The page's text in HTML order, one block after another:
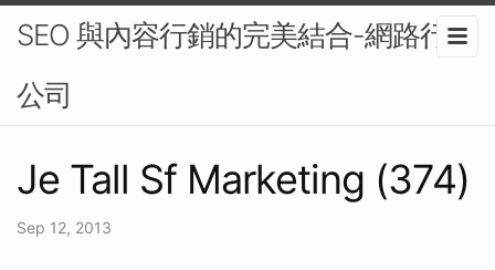
SEO 與內容行銷的完美結合-網路行銷
公司
Je Tall Sf Marketing (374)
Sep 12, 2013